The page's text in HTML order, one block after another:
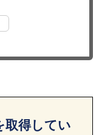
取得してい